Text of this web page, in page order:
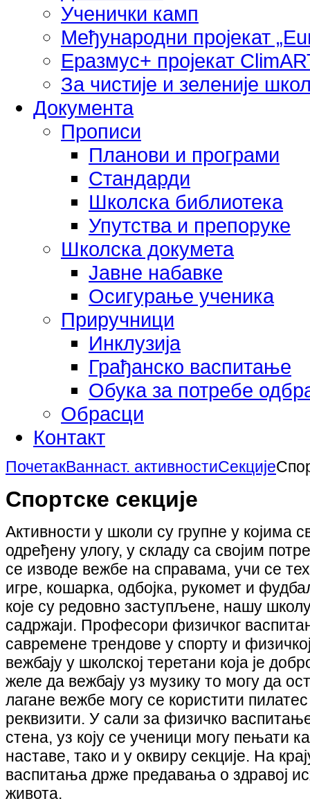
Ученички камп
Међународни пројекат
Еразмус+ пројекат
За чистије и зеленије
Документа
Прописи
Планови и програми
Стандарди
Школска библиотека
Упутства и препоруке
Школска докумета
Јавне набавке
Осигурање ученика
Приручници
Инклузија
Грађанско васпитање
Обука за потребе
Обрасци
Контакт
ПочетакВаннаст. активностиСекције
Спортске секције
Активности у школи су групне у којима
одређену улогу, у складу са својим
се изводе вежбе на справама, учи се
игре, кошарка, одбојка, рукомет и
које су редовно заступљене, нашу
садржаји. Професори физичког
савремене трендове у спорту и
вежбају у школској теретани која је
желе да вежбају уз музику то могу да
лагане вежбе могу се користити
реквизити. У сали за физичко
стена, уз коју се ученици могу пењати
наставе, тако и у оквиру секције. На
васпитања држе предавања о здравој
живота.